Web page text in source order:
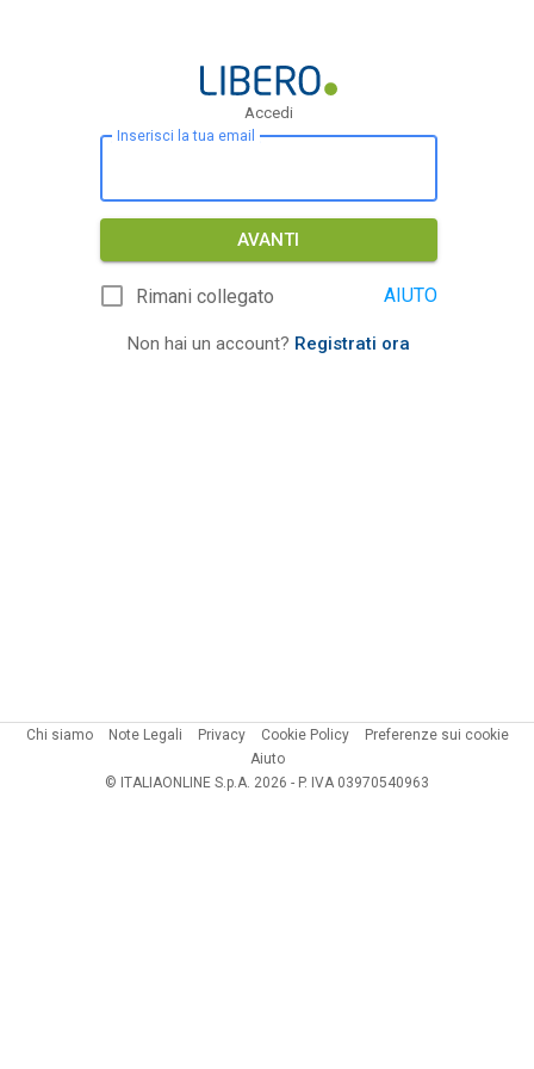
Accedi
Inserisci la tua email
AVANTI
Rimani collegato AIUTO
Non hai un account? Registrati ora
Chi siamo Note Legali Privacy Cookie Policy
Preferenze sui cookie
Aiuto
© ITALIAONLINE S.p.A. 2026 - P. IVA 03970540963